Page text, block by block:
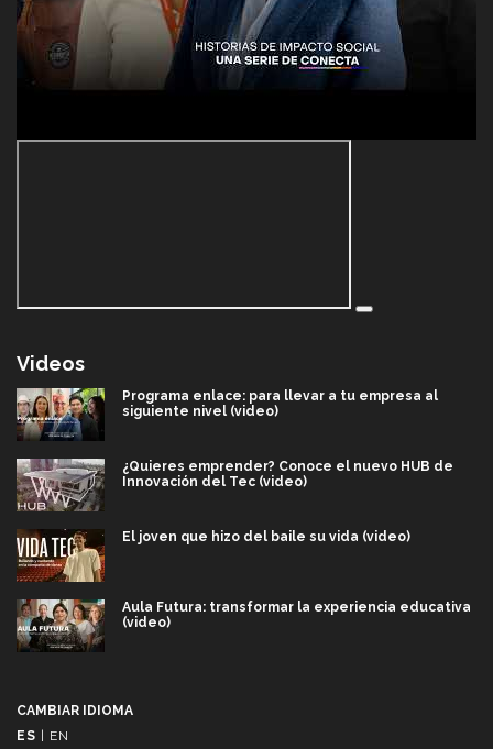
Videos
Programa enlace: para llevar a tu empresa al
siguiente nivel (video)
¿Quieres emprender? Conoce el nuevo HUB de
Innovación del Tec (video)
El joven que hizo del baile su vida (video)
Aula Futura: transformar la experiencia educativa
(video)
CAMBIAR IDIOMA
ES
EN